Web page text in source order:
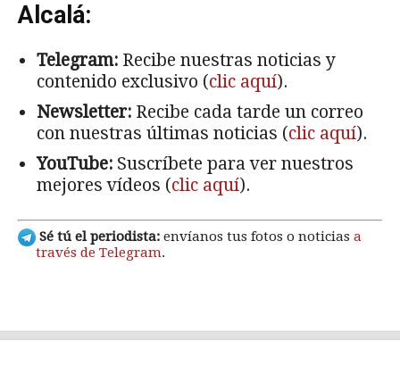
Alcalá:
Telegram: Recibe nuestras noticias y
contenido exclusivo (clic aquí).
Newsletter: Recibe cada tarde un correo
con nuestras últimas noticias (clic aquí).
YouTube: Suscríbete para ver nuestros
mejores vídeos (clic aquí).
Sé tú el periodista: envíanos tus fotos o noticias a
través de Telegram.